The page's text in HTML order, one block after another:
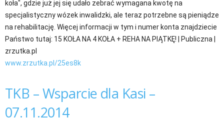
koła", gdzie już jej się udało zebrać wymagana kwotę na
specjalistyczny wózek inwalidzki, ale teraz potrzebne są pieniądze
na rehabilitację. Więcej informacji w tym i numer konta znajdziecie
Państwo tutaj: 15 KOŁA NA 4 KOŁA + REHA NA PIĄTKĘ! | Publiczna |
zrzutka.pl
www.zrzutka.pl/25es8k
TKB – Wsparcie dla Kasi –
07.11.2014